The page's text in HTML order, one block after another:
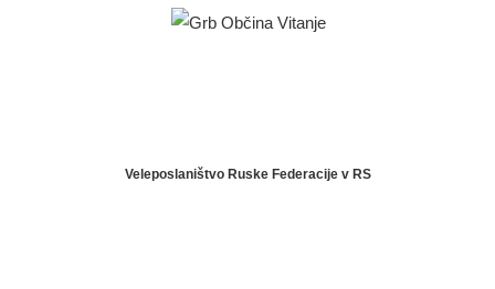
Veleposlaništvo Ruske Federacije v RS